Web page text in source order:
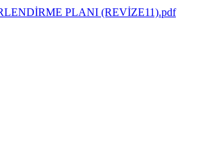
PLANI (REVİZE11).pdf